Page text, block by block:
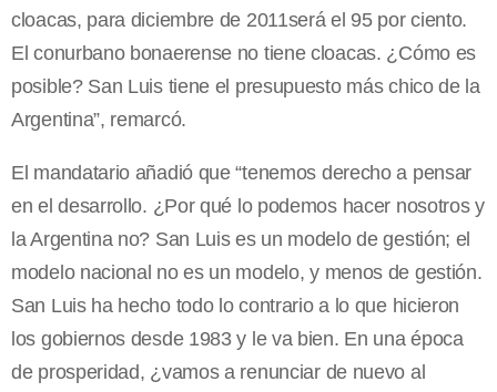
cloacas, para diciembre de 2011será el 95 por ciento.
El conurbano bonaerense no tiene cloacas. ¿Cómo es
posible? San Luis tiene el presupuesto más chico de la
Argentina”, remarcó.
El mandatario añadió que “tenemos derecho a pensar
en el desarrollo. ¿Por qué lo podemos hacer nosotros y
la Argentina no? San Luis es un modelo de gestión; el
modelo nacional no es un modelo, y menos de gestión.
San Luis ha hecho todo lo contrario a lo que hicieron
los gobiernos desde 1983 y le va bien. En una época
de prosperidad, ¿vamos a renunciar de nuevo al